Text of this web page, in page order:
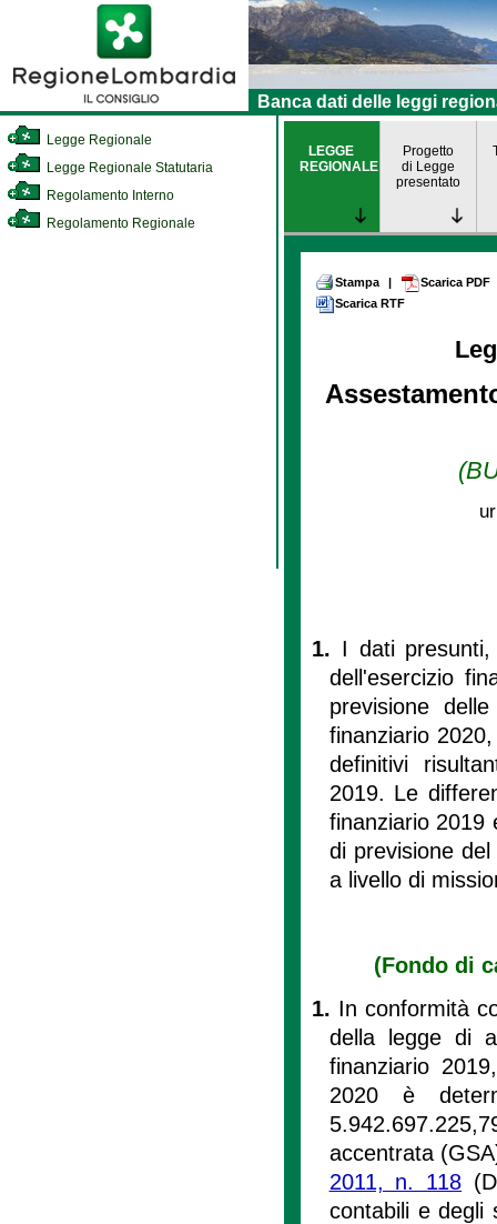
Banca dati delle leggi
Legge Regionale
Legge Regionale Statutaria
Regolamento Interno
Regolamento Regionale
LEGGE
REGIONALE
Progetto
di Legge
presentato
Stampa |
Scarica PDF
Scarica RTF
1. I dati
dell'esercizio
previsione
finanziario
definitivi
2019. Le
finanziario 2019
di previsione
a livello di
(Fondo di
1. In conformità
della legge di
finanziario
2020 è
accentrata
2011, n. 118
contabili e degli